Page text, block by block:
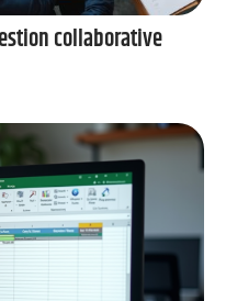
collaborative